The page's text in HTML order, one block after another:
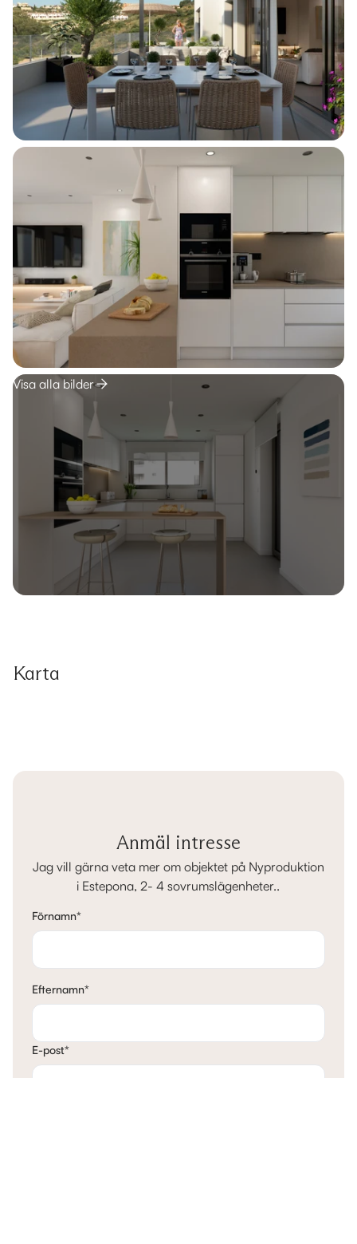
Visa alla bilder
Karta
Anmäl intresse
Jag vill gärna veta mer om objektet på Nyproduktion
i Estepona, 2- 4 sovrumslägenheter..
Förnamn*
Efternamn*
E-post*